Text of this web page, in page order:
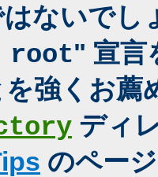
はないでし
root" 宣言
強くお薦
ディ
のペー